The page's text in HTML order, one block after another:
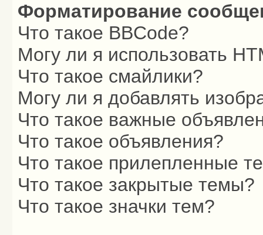
Форматирование
Что такое BBCode?
Могу ли я использовать
Что такое смайлики?
Могу ли я добавлять
Что такое важные
Что такое объявления?
Что такое прилепленные
Что такое закрытые темы?
Что такое значки тем?